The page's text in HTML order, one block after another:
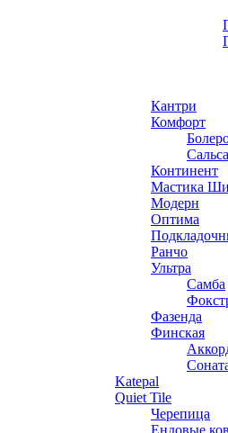
Кантри
Комфорт
Сальса
Континент
Мастика
Модерн
Оптима
Ранчо
Ультра
Самба
Фазенда
Финская
Katepal
Quiet Tile
Черепица
Ендовые